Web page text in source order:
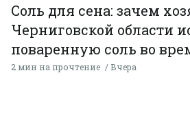
Соль для сена: зачем
Черниговской области
поваренную соль во
2 мин на прочтение Вчера